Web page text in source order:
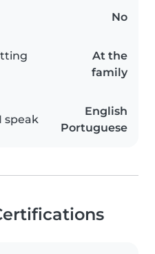
No
At the
family
speak
English
Portuguese